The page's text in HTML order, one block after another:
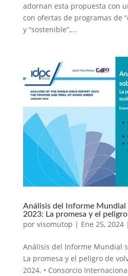
adornan esta propuesta con
con ofertas de programas de
y “sostenible”,...
Análisis del Informe Mundial
2023: La promesa y el
por visomutop | Ene 25, 2024|
Análisis del Informe Mundial
La promesa y el peligro de
2024. • Consorcio